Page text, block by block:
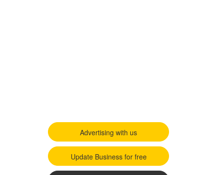
Advertising with us
Update Business for free